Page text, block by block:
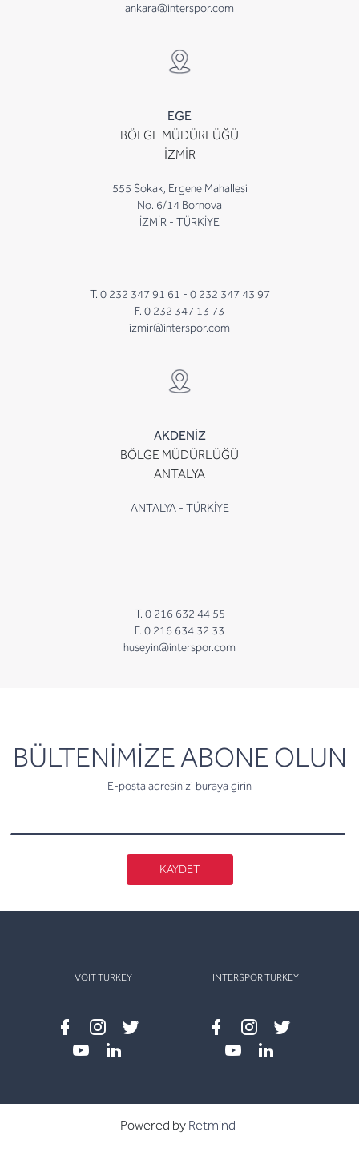
ankara@interspor.com
EGE
BÖLGE MÜDÜRLÜĞÜ
İZMİR
555 Sokak, Ergene Mahallesi
No. 6/14 Bornova
İZMİR - TÜRKİYE
T. 0 232 347 91 61 - 0 232 347 43 97
F. 0 232 347 13 73
izmir@interspor.com
AKDENİZ
BÖLGE MÜDÜRLÜĞÜ
ANTALYA
ANTALYA - TÜRKİYE
T. 0 216 632 44 55
F. 0 216 634 32 33
huseyin@interspor.com
BÜLTENİMİZE ABONE OLUN
E-posta adresinizi buraya girin
newsletter
KAYDET
VOIT TURKEY
Facebook
instagram
twitter
INTERSPOR TURKEY
Facebook
instagram
twitter
Powered by Retmind